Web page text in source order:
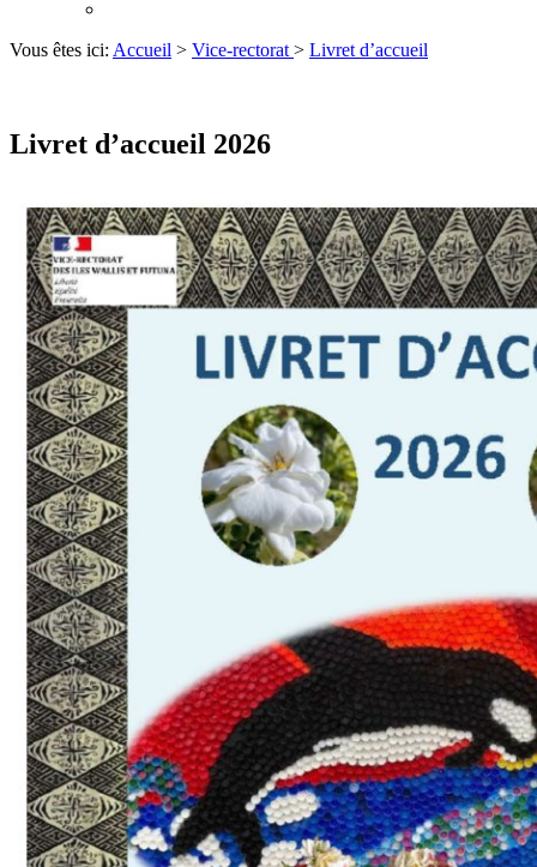
Vous êtes ici: Accueil > Vice-rectorat > Livret d’accueil
Livret d’accueil 2026